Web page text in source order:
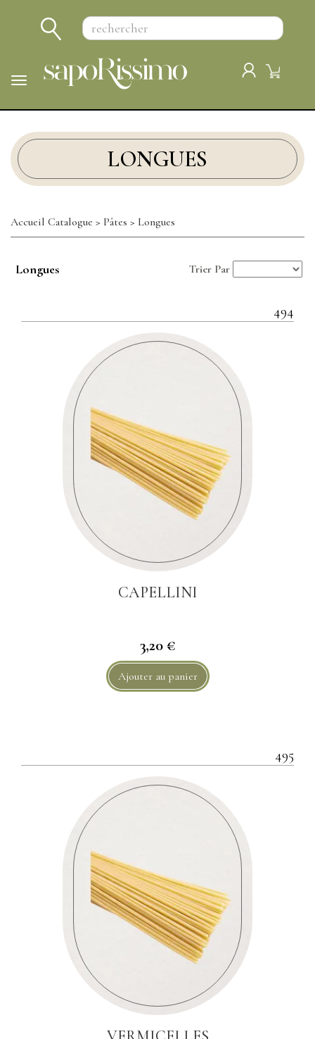
Menu
LONGUES
Accueil Catalogue > Pâtes > Longues
Trier Par
Longues
494
CAPELLINI
3,20 €
Ajouter au panier
495